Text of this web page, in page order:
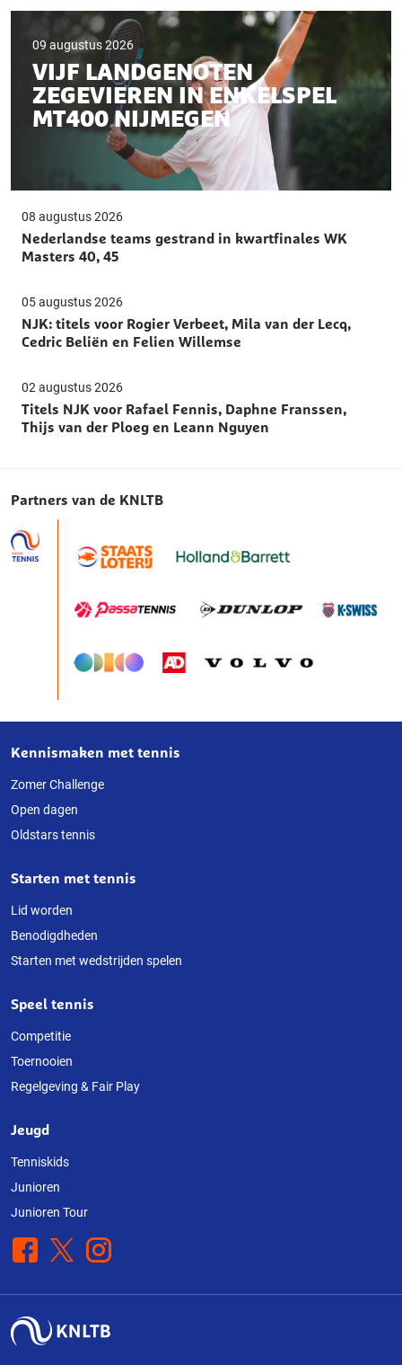
09 augustus 2026
VIJF LANDGENOTEN
ZEGEVIEREN IN ENKELSPEL
MT400 NIJMEGEN
08 augustus 2026
Nederlandse teams gestrand in kwartfinales WK
Masters 40, 45
05 augustus 2026
NJK: titels voor Rogier Verbeet, Mila van der Lecq,
Cedric Beliën en Felien Willemse
02 augustus 2026
Titels NJK voor Rafael Fennis, Daphne Franssen,
Thijs van der Ploeg en Leann Nguyen
Partners van de KNLTB
Over
deze
website
Kennismaken met tennis
Zomer Challenge
Open dagen
Oldstars tennis
Starten met tennis
Lid worden
Benodigdheden
Starten met wedstrijden spelen
Speel tennis
Competitie
Toernooien
Regelgeving & Fair Play
Jeugd
Tenniskids
Junioren
Junioren Tour
Facebook
X Instagram